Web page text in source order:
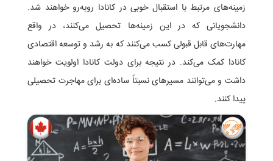
زمینه‌های مرتبط با استقبال خوبی در کانادا روبه‌رو خواهند شد.
دانشجویانی که در این زمینه‌ها تحصیل می‌کنند، در واقع
مهارت‌های قابل قبولی کسب می‌کنند که به رشد و توسعه اقتصادی
کانادا کمک می‌کند. در نتیجه برای دولت کانادا اولویت خواهند
داشت و می‌توانند مسیرهای نسبتاً ساده‌ای برای مهاجرت تحصیلی
پیدا کنند.